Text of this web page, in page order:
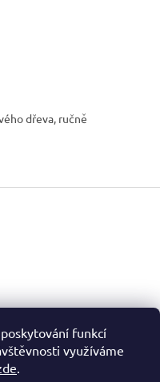
funkcí
využíváme
.
dřeva, ručně